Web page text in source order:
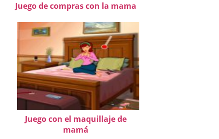
Juego de compras con la mama
Juego con el maquillaje de
mamá